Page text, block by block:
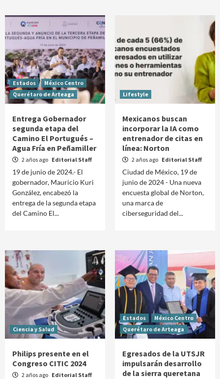
Estados
México Centro
Querétaro de Arteaga
Entrega Gobernador
segunda etapa del
Camino El Portugués –
Agua Fría en Peñamiller
2 años ago Editorial Staff
19 de junio de 2024.- El
gobernador, Mauricio Kuri
González, encabezó la
entrega de la segunda etapa
del Camino El...
Lifestyle
Mexicanos buscan
incorporar la IA como
entrenador de citas en
línea: Norton
2 años ago Editorial Staff
Ciudad de México, 19 de
junio de 2024 - Una nueva
encuesta global de Norton,
una marca de
ciberseguridad del...
Ciencia y Salud
Philips presente en el
Congreso CITIC 2024
2 años ago Editorial Staff
Estados
México Centro
Querétaro de Arteaga
Egresados de la UTSJR
impulsarán desarrollo
de la sierra queretana